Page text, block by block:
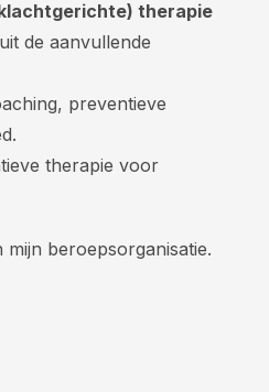
therapie
de aanvullende
preventieve
therapie voor
beroepsorganisatie.